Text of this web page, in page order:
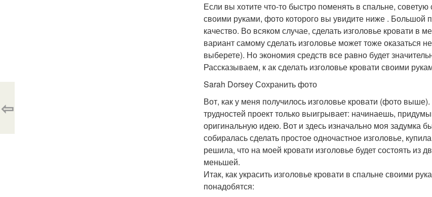
Если вы хотите что-то быстро поменять в спальне,
своими руками, фото которого вы увидите ниже . Большой
качество. Во всяком случае, сделать изголовье кровати в
вариант самому сделать изголовье может тоже
выберете). Но экономия средств все равно будет
Рассказываем, к ак сделать изголовье кровати своими
Sarah Dorsey Сохранить фото
Вот, как у меня получилось изголовье кровати (фото
трудностей проект только выигрывает: начинаешь,
оригинальную идею. Вот и здесь изначально моя задумка
собиралась сделать простое одночастное изголовье,
решила, что на моей кровати изголовье будет состоять из
меньшей.
Итак, как украсить изголовье кровати в спальне своими
понадобятся:
⇦